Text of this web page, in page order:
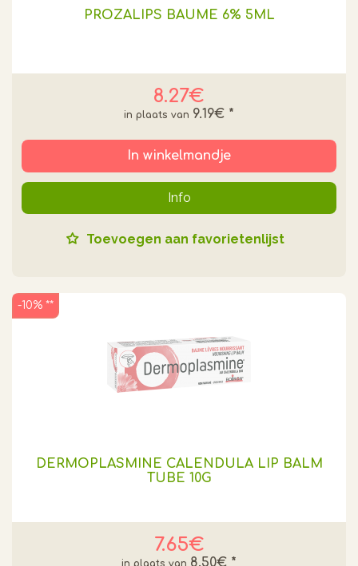
PROZALIPS BAUME 6% 5ML
8.27€
9.19€ *
In winkelmandje
Info
Toevoegen aan favorietenlijst
DERMOPLASMINE CALENDULA LIP BALM
TUBE 10G
7.65€
8.50€ *
-10% **